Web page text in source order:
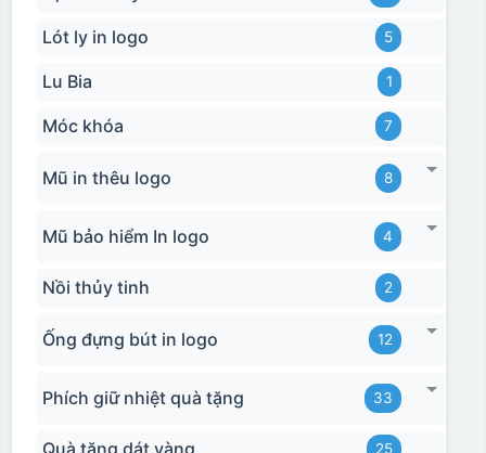
Lót ly in logo 5
Lu Bia 1
Móc khóa 7
Mũ in thêu logo 8
Mũ bảo hiểm In logo 4
Nồi thủy tinh 2
Ống đựng bút in logo 12
Phích giữ nhiệt quà tặng 33
25